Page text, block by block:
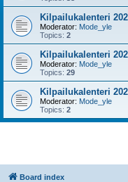
Kilpailukalenteri
Moderator: Mode_yle
Topics: 2
Kilpailukalenteri
Moderator: Mode_yle
Topics: 29
Kilpailukalenteri
Moderator: Mode_yle
Topics: 2
Board index